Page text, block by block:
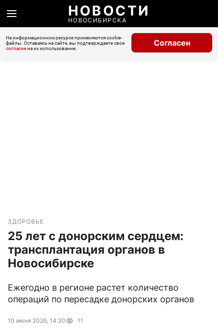
НОВОСТИ
НОВОСИБИРСКА
На информационном ресурсе применяются cookie-
файлы. Оставаясь на сайте, вы подтверждаете свое
согласиена их использование.
Согласен
ЗДОРОВЬЕ
25 лет с донорским сердцем:
трансплантация органов в
Новосибирске
Ежегодно в регионе растет количество
операций по пересадке донорских органов
10 июня 2026, 14:30 11